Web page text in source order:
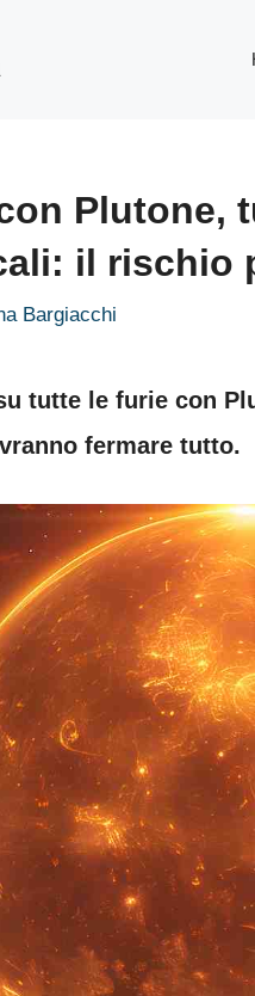
Plutone,
il rischio
Bargiacchi
tutte le furie con
fermare tutto.